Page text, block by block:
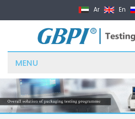
Ar En
MENU